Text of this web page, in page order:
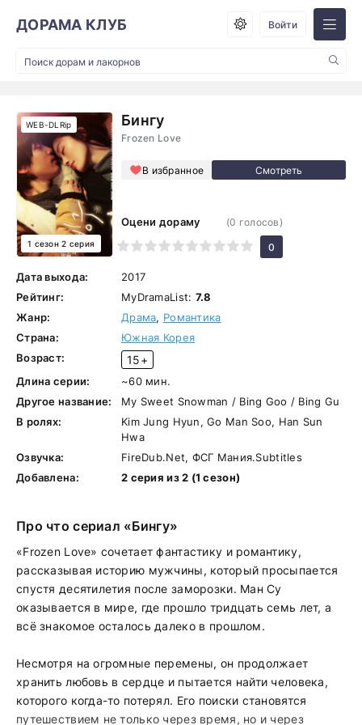
ДОРАМА КЛУБ Войти
Бингу
Frozen Love
В избранное
WEB-DLRip
1 сезон 2 серия
Оцени дораму
1
2 3 4 5 7 8 9 10
(0 голосов)
0
Дата выхода:
2017
Рейтинг:
MyDramaList: 7.8
Жанр:
Драма, Романтика
Страна:
Южная Корея
Возраст:
15+
Длина серии:
~60 мин.
Другое название:
My Sweet Snowman / Bing Goo / Bing Gu
В ролях:
Kim Jung Hyun, Go Man Soo, Han Sun
Hwa
Озвучка:
FireDub.Net, ФСГ Мания.Subtitles
Добавлена:
2 серия из 2 (1 сезон)
Про что сериал «Бингу»
«Frozen Love» сочетает фантастику и романтику,
рассказывая историю мужчины, который просыпается
спустя десятилетия после заморозки. Ман Су
оказывается в мире, где прошло тридцать семь лет, а
всё знакомое осталось далеко в прошлом.
Несмотря на огромные перемены, он продолжает
хранить любовь в сердце и пытается найти человека,
которого когда-то потерял. Его поиски становятся
путешествием не только через время, но и через